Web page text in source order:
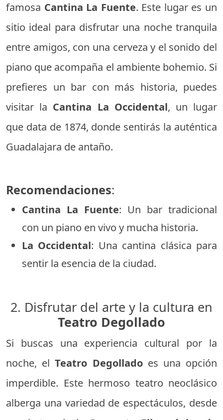
famosa Cantina La Fuente. Este lugar es un
sitio ideal para disfrutar una noche tranquila
entre amigos, con una cerveza y el sonido del
piano que acompaña el ambiente bohemio. Si
prefieres un bar con más historia, puedes
visitar la Cantina La Occidental, un lugar
que data de 1874, donde sentirás la auténtica
Guadalajara de antaño.
Recomendaciones:
Cantina La Fuente: Un bar tradicional
con un piano en vivo y mucha historia.
La Occidental: Una cantina clásica para
sentir la esencia de la ciudad.
2. Disfrutar del arte y la cultura en
Teatro Degollado
Si buscas una experiencia cultural por la
noche, elTeatro Degolladoes una opción
imperdible. Este hermoso teatro neoclásico
alberga una variedad de espectáculos, desde